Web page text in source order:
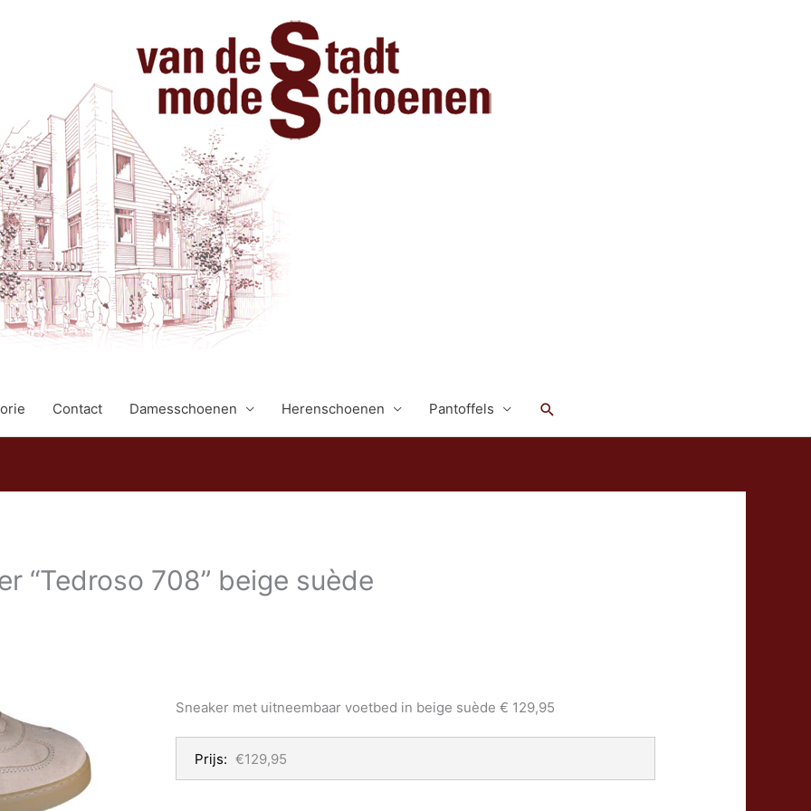
Contact Damesschoenen Herenschoenen Pantoffels Zoeken
“Tedroso 708” beige suède
Sneaker met uitneembaar voetbed in beige suède € 129,95
Prijs: €129,95